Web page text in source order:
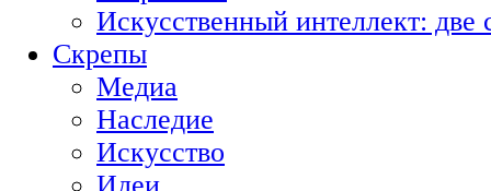
Искусственный интеллект:
Скрепы
Медиа
Наследие
Искусство